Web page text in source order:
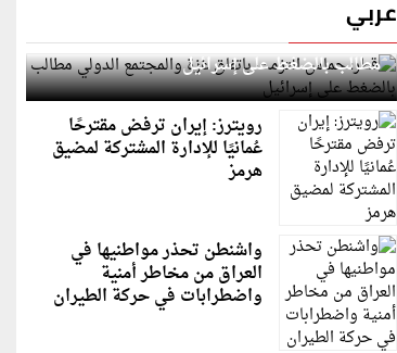
عربي
قطر: حماس التزمت باتفاق غزة والمجتمع الدولي
مطالب بالضغط على إسرائيل
رويترز: إيران ترفض مقترحًا
عُمانيًا للإدارة المشتركة لمضيق
هرمز
واشنطن تحذر مواطنيها في
العراق من مخاطر أمنية
واضطرابات في حركة الطيران